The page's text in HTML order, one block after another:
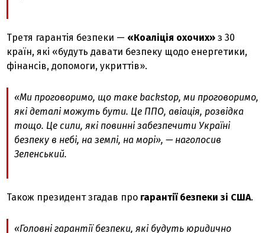
Третя гарантія безпеки — «Коаліція охочих»з 30
країн, які «будуть давати безпеку щодо енергетики,
фінансів, допомоги, укриттів».
«Ми проговоримо, що таке backstop, ми проговоримо,
які деталі можуть бути. Це ППО, авіація, розвідка
тощо. Це сили, які повинні забезпечити Україні
безпеку в небі, на землі, на морі», — наголосив
Зеленський.
Також президент згадав про гарантії безпеки зі США.
«Головні гарантії безпеки, які будуть юридично